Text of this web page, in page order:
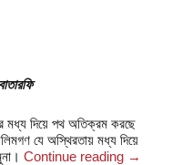
মধ্য দিয়ে পথ অতিক্রম করছে
যে অস্থিরতায় মধ্য দিয়ে
Continue reading →